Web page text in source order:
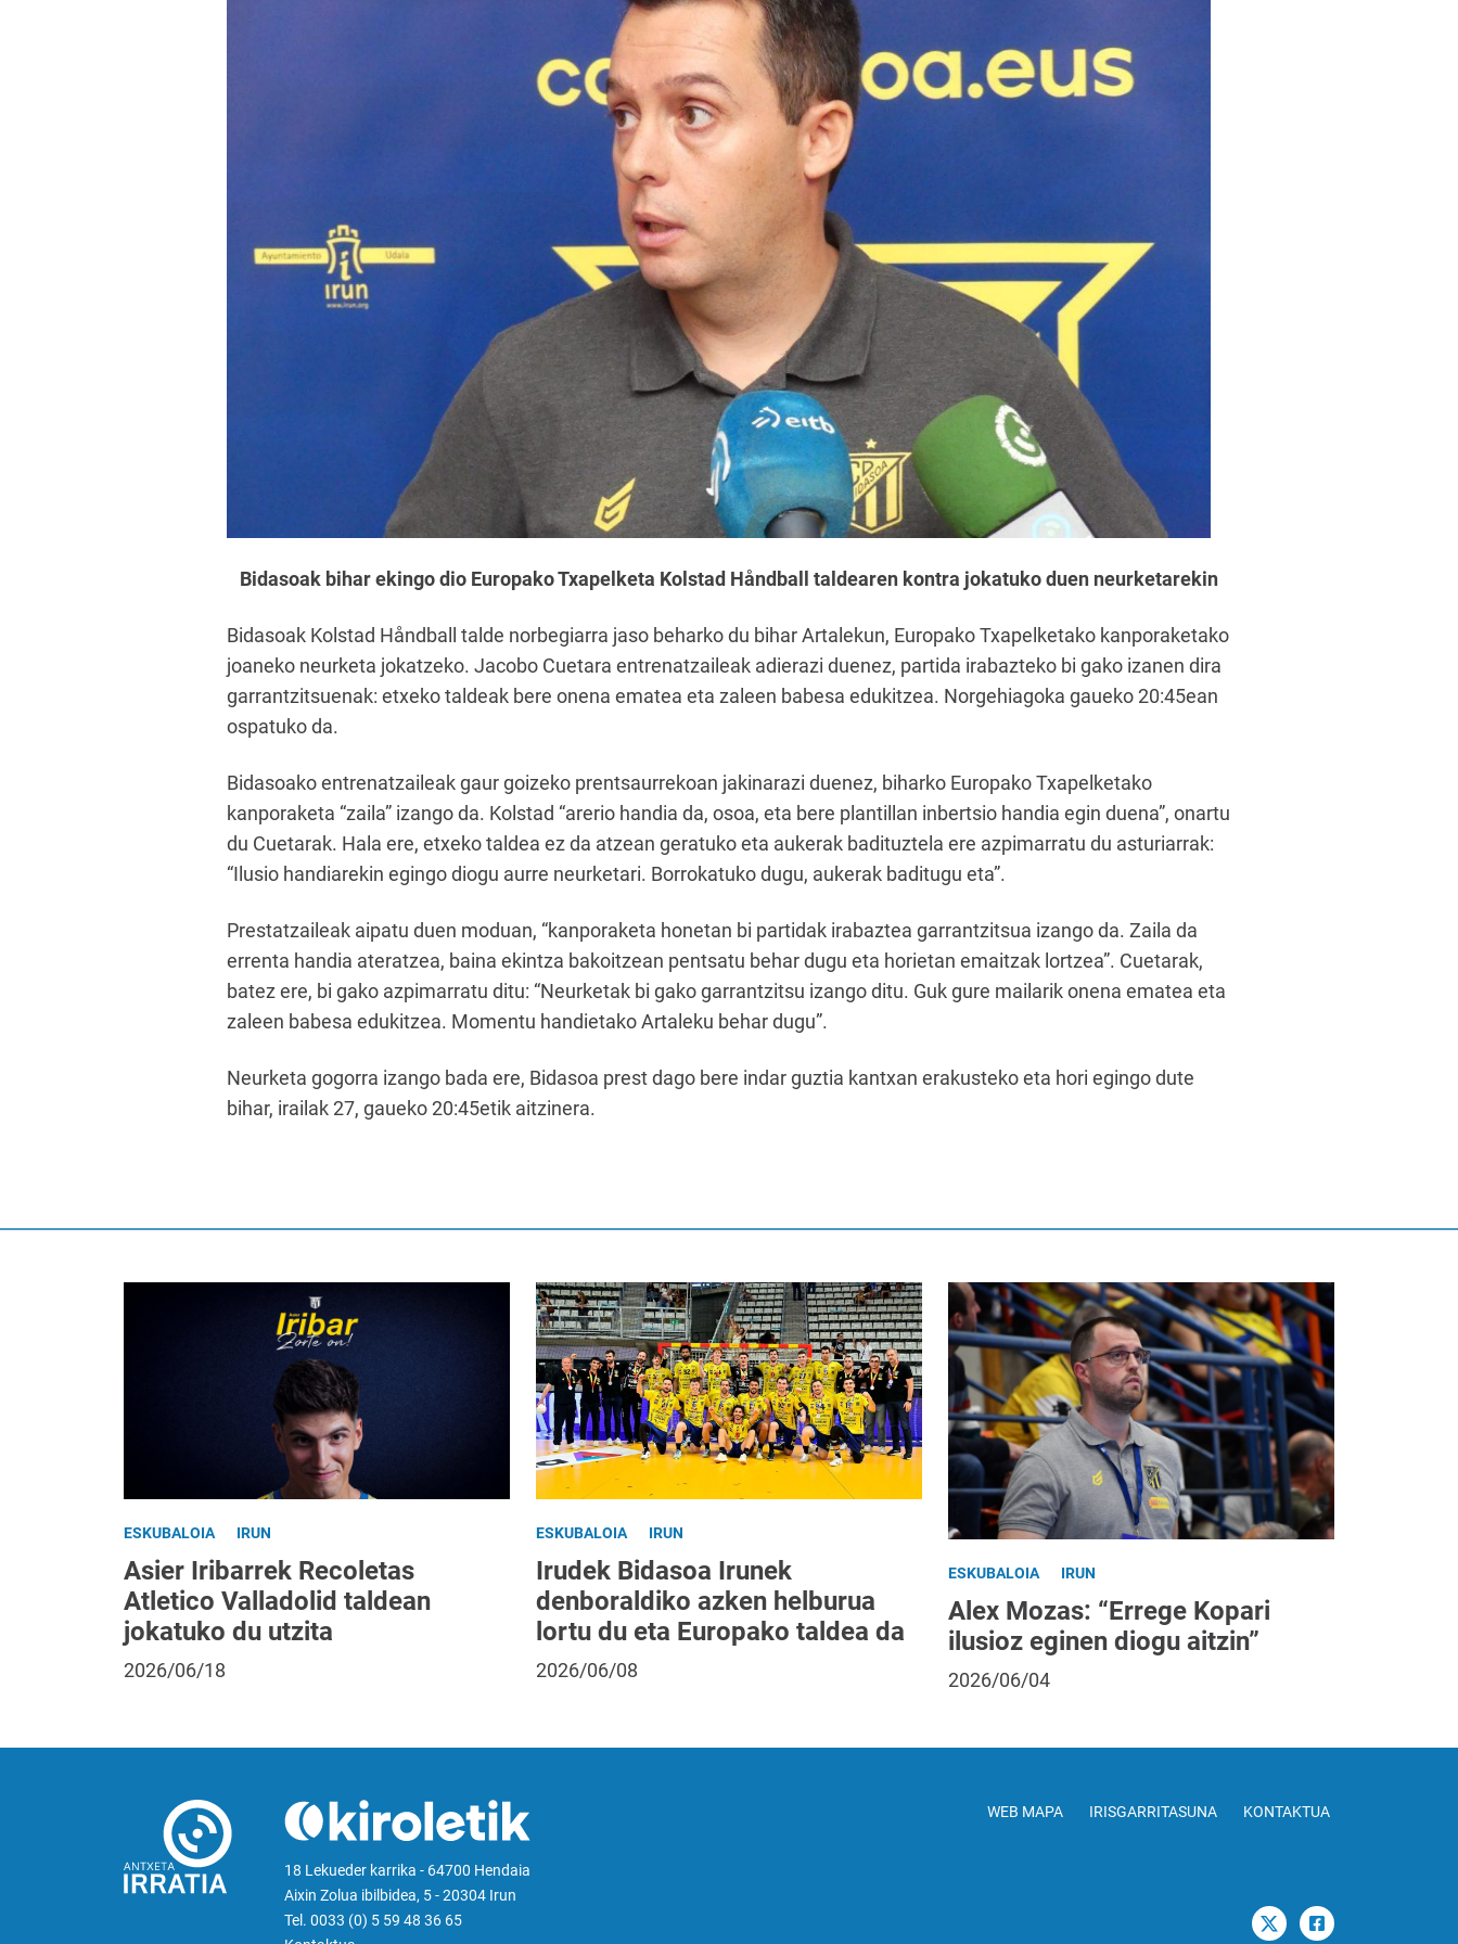
Bidasoak bihar ekingo dio Europako Txapelketa Kolstad Håndball taldearen kontra jokatuko duen neurketarekin
Bidasoak Kolstad Håndball talde norbegiarra jaso beharko du bihar Artalekun, Europako Txapelketako kanporaketako
joaneko neurketa jokatzeko. Jacobo Cuetara entrenatzaileak adierazi duenez, partida irabazteko bi gako izanen dira
garrantzitsuenak: etxeko taldeak bere onena ematea eta zaleen babesa edukitzea. Norgehiagoka gaueko 20:45ean
ospatuko da.
Bidasoako entrenatzaileak gaur goizeko prentsaurrekoan jakinarazi duenez, biharko Europako Txapelketako
kanporaketa “zaila” izango da. Kolstad “arerio handia da, osoa, eta bere plantillan inbertsio handia egin duena”, onartu
du Cuetarak. Hala ere, etxeko taldea ez da atzean geratuko eta aukerak badituztela ere azpimarratu du asturiarrak:
“Ilusio handiarekin egingo diogu aurre neurketari. Borrokatuko dugu, aukerak baditugu eta”.
Prestatzaileak aipatu duen moduan, “kanporaketa honetan bi partidak irabaztea garrantzitsua izango da. Zaila da
errenta handia ateratzea, baina ekintza bakoitzean pentsatu behar dugu eta horietan emaitzak lortzea”. Cuetarak,
batez ere, bi gako azpimarratu ditu: “Neurketak bi gako garrantzitsu izango ditu. Guk gure mailarik onena ematea eta
zaleen babesa edukitzea. Momentu handietako Artaleku behar dugu”.
Neurketa gogorra izango bada ere, Bidasoa prest dago bere indar guztia kantxan erakusteko eta hori egingo dute
bihar, irailak 27, gaueko 20:45etik aitzinera.
ESKUBALOIA IRUN
Asier Iribarrek Recoletas
Atletico Valladolid taldean
jokatuko du utzita
2026/06/18
ESKUBALOIA IRUN
Irudek Bidasoa Irunek
denboraldiko azken helburua
lortu du eta Europako taldea da
2026/06/08
ESKUBALOIA IRUN
Alex Mozas: “Errege Kopari
ilusioz eginen diogu aitzin”
2026/06/04
18 Lekueder karrika - 64700 Hendaia
Aixin Zolua ibilbidea, 5 - 20304 Irun
Tel. 0033 (0) 5 59 48 36 65
WEB MAPA IRISGARRITASUNA KONTAKTUA